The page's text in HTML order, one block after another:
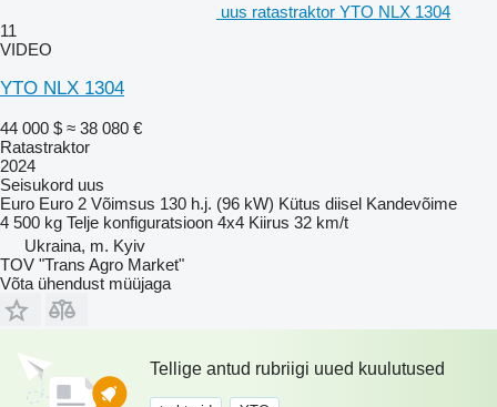
uus ratastraktor YTO NLX 1304
11
VIDEO
YTO NLX 1304
44 000 $ ≈ 38 080 €
Ratastraktor
2024
Seisukord uus
Euro Euro 2 Võimsus 130 h.j. (96 kW) Kütus diisel Kandevõime
4 500 kg Telje konfiguratsioon 4x4 Kiirus 32 km/t
Ukraina, m. Kyiv
TOV "Trans Agro Market"
Võta ühendust müüjaga
Tellige antud rubriigi uued kuulutused